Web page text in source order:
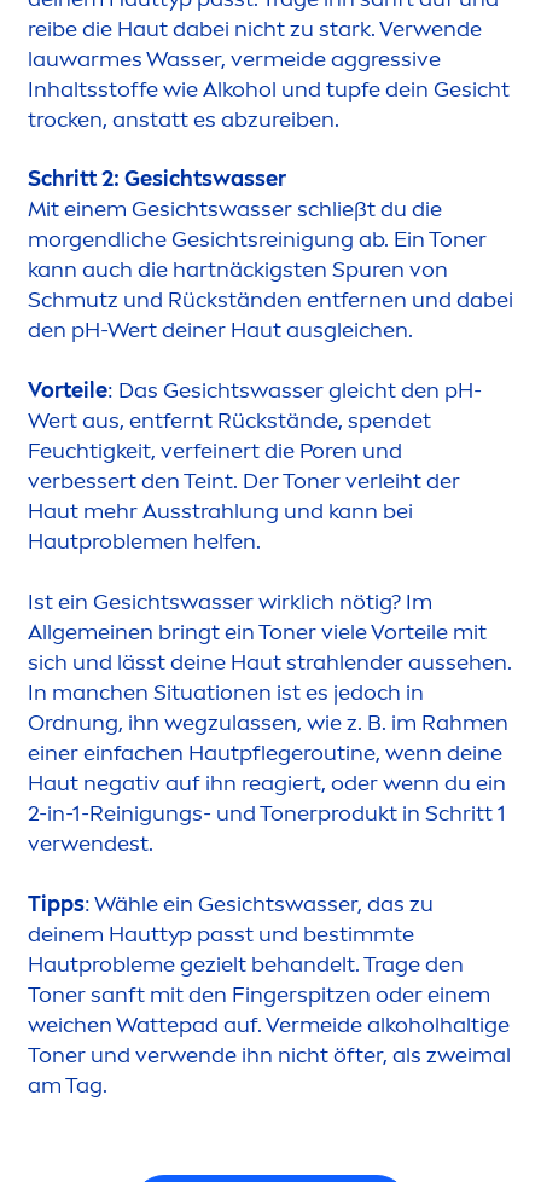
reibe die Haut dabei nicht zu stark. Verwende
lauwarmes Wasser, vermeide aggressive
Inhaltsstoffe wie Alkohol und tupfe dein Gesicht
trocken, anstatt es abzureiben.
Schritt 2: Gesichtswasser
Mit einem Gesichtswasser schließt du die
morgendliche Gesichtsreinigung ab. Ein Toner
kann auch die hartnäckigsten Spuren von
Schmutz und Rückständen entfernen und dabei
den pH-Wert deiner Haut ausgleichen.
Vorteile: Das Gesichtswasser gleicht den pH-
Wert aus, entfernt Rückstände, spendet
Feuchtigkeit, verfeinert die Poren und
verbessert den Teint. Der Toner verleiht der
Haut mehr Ausstrahlung und kann bei
Hautproblemen helfen.
Ist ein Gesichtswasser wirklich nötig? Im
Allgemeinen bringt ein Toner viele Vorteile mit
sich und lässt deine Haut strahlender aussehen.
In manchen Situationen ist es jedoch in
Ordnung, ihn wegzulassen, wie z. B. im Rahmen
einer einfachen Hautpflegeroutine, wenn deine
Haut negativ auf ihn reagiert, oder wenn du ein
2-in-1-Reinigungs- und Tonerprodukt in Schritt 1
verwendest.
Tipps: Wähle ein Gesichtswasser, das zu
deinem Hauttyp passt und bestimmte
Hautprobleme gezielt behandelt. Trage den
Toner sanft mit den Fingerspitzen oder einem
weichen Wattepad auf. Vermeide alkoholhaltige
Toner und verwende ihn nicht öfter, als zweimal
am Tag.